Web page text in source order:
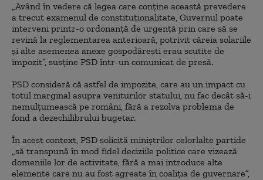
„Având în vedere că legea care conține această prevedere
a trecut examenul de constituționalitate, Guvernul poate
interveni printr-o ordonanță de urgență prin care să se
revină la reglementarea anterioară, potrivit căreia solariile
și alte asemenea anexe gospodărești erau scutite de
impozit”, susține PSD într-un comunicat de presă.
PSD consideră că astfel de impozite, care au un impact cu
totul marginal asupra veniturilor statului, nu fac decât să-i
nemulțumească pe români, fără a rezolva problema de
fond a dezechilibrului bugetar.
În acest context, PSD solicită miniștrilor celorlalte partide
„să transpună în mod fidel deciziile politice care vizează
domeniile lor de activitate, fără a mai introduce alte
elemente care nu au fost agreate în coaliția de guvernare”,